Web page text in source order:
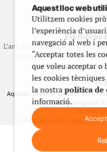
Fes un
Els llibres
L’any 2012 vam posar en marxa
recuperant i ampliant
exclusivament
Aquesta obra està subjecta a una
CompartirIgual 4.0
Crèdits del web
Política
Aquest lloc web
Utilitzem cookies
l’experiència
navegació al web i
“Acceptar totes les
que voleu acceptar o
les cookies
la nostrapolítica de
informació.